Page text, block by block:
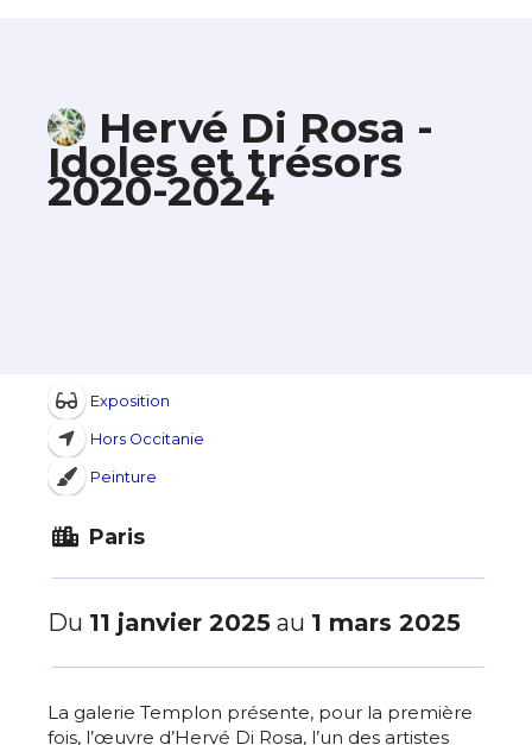
Hervé Di Rosa -
Idoles et trésors
2020-2024
Exposition
Hors Occitanie
Peinture
Paris
Du 11 janvier 2025 au 1 mars 2025
La galerie Templon présente, pour la première
fois, l’œuvre d’Hervé Di Rosa, l’un des artistes